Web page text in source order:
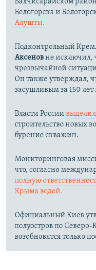
Белогорска и
Алушты.
Подконтрольный
Аксеновне исключил,
чрезвычайной
Он также утверждал,
засушливым за 150
Власти России
строительство новых
бурение скважин.
Мониторинговая
что, согласно
полную
Крыма водой.
Официальный Киев
полуостров по
возобновятся только